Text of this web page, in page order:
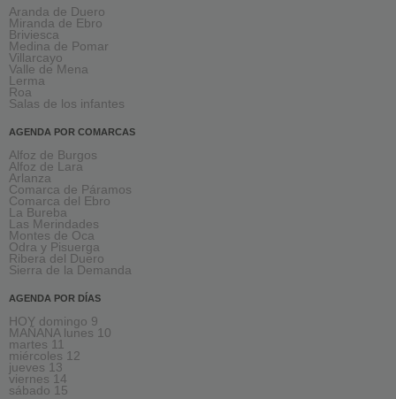
Aranda de Duero
Miranda de Ebro
Briviesca
Medina de Pomar
Villarcayo
Valle de Mena
Lerma
Roa
Salas de los infantes
AGENDA POR COMARCAS
Alfoz de Burgos
Alfoz de Lara
Arlanza
Comarca de Páramos
Comarca del Ebro
La Bureba
Las Merindades
Montes de Oca
Odra y Pisuerga
Ribera del Duero
Sierra de la Demanda
AGENDA POR DÍAS
HOY domingo 9
MAÑANA lunes 10
martes 11
miércoles 12
jueves 13
viernes 14
sábado 15